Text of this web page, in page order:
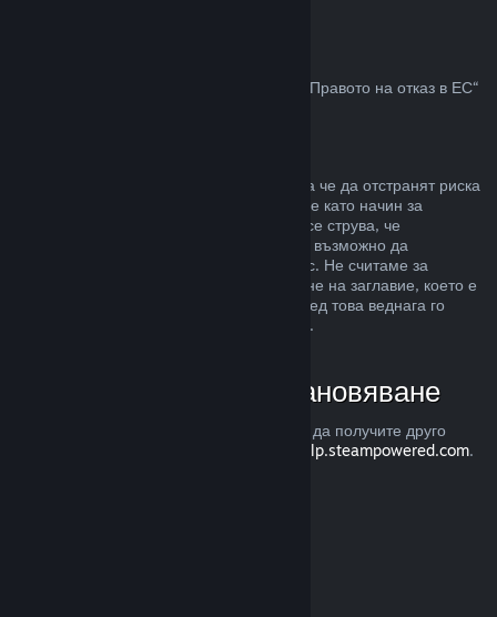
За обяснение относно това как действа „Правото на отказ в ЕС“
Възстановявания са предназначени, така че да отстранят риска
от закупуването на заглавия в Steam, а не като начин за
придобиване на безплатни игри. Ако ни се струва, че
злоупотребявате с възстановяванията, е възможно да
преустановим тяхното предлагане за Вас. Не считаме за
злоупотреба, ако изискате възстановяване на заглавие, което е
закупено точно преди разпродажба, а след това веднага го
закупите повторно при намалената цена.
Как да изискате възстановяване
Можете да изискате възстановяване или да получите друго
help.steampowered.com.